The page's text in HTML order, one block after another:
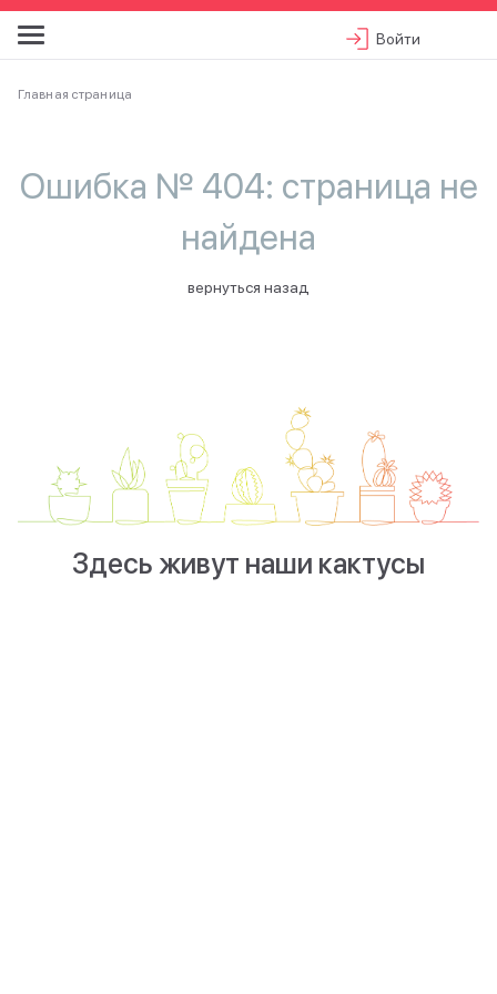
Войти
Главная страница
Ошибка № 404: страница не
найдена
вернуться назад
Здесь живут наши кактусы